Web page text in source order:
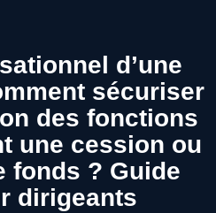
d’une
sécuriser
des fonctions
une cession ou
fonds ? Guide
dirigeants